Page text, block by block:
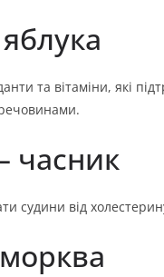
та вітаміни, які
часник
судини від